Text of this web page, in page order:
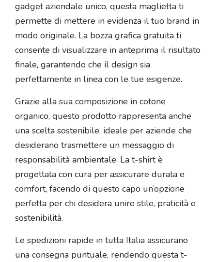
gadget aziendale unico, questa maglietta ti
permette di mettere in evidenza il tuo brand in
modo originale. La bozza grafica gratuita ti
consente di visualizzare in anteprima il risultato
finale, garantendo che il design sia
perfettamente in linea con le tue esigenze.
Grazie alla sua composizione in cotone
organico, questo prodotto rappresenta anche
una scelta sostenibile, ideale per aziende che
desiderano trasmettere un messaggio di
responsabilità ambientale. La t-shirt è
progettata con cura per assicurare durata e
comfort, facendo di questo capo un’opzione
perfetta per chi desidera unire stile, praticità e
sostenibilità.
Le spedizioni rapide in tutta Italia assicurano
una consegna puntuale, rendendo questa t-